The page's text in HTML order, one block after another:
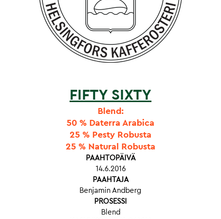
FIFTY SIXTY
Blend:
50 % Daterra Arabica
25 % Pesty Robusta
25 % Natural Robusta
PAAHTOPÄIVÄ
14.6.2016
PAAHTAJA
Benjamin Andberg
PROSESSI
Blend